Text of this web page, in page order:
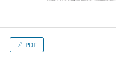
PDF